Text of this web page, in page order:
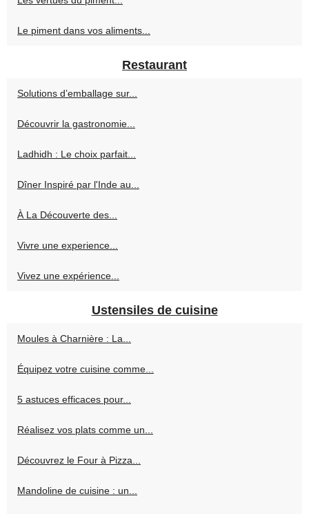
Le piment dans vos aliments...
Restaurant
Solutions d’emballage sur...
Découvrir la gastronomie...
Ladhidh : Le choix parfait...
Dîner Inspiré par l'Inde au...
À La Découverte des...
Vivre une experience...
Vivez une expérience...
Ustensiles de cuisine
Moules à Charnière : La...
Équipez votre cuisine comme...
5 astuces efficaces pour...
Réalisez vos plats comme un...
Découvrez le Four à Pizza...
Mandoline de cuisine : un...